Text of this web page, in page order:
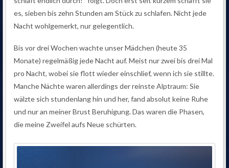
es, sieben bis zehn Stunden am Stück zu schlafen. Nicht jede
Nacht wohlgemerkt, nur gelegentlich.
Bis vor drei Wochen wachte unser Mädchen (heute 35
Monate) regelmäßig jede Nacht auf. Meist nur zwei bis drei Mal
pro Nacht, wobei sie flott wieder einschlief, wenn ich sie stillte.
Manche Nächte waren allerdings der reinste Alptraum: Sie
wälzte sich stundenlang hin und her, fand absolut keine Ruhe
und nur an meiner Brust Beruhigung. Das waren die Phasen,
die meine Zweifel aufs Neue schürten.